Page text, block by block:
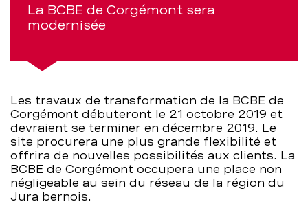
Corgémont
sera
modernisée
–
BCBE
service
La BCBE de Corgémont sera
modernisée
Les travaux de transformation de la BCBE de
Corgémont débuteront le 21 octobre 2019 et
devraient se terminer en décembre 2019. Le
site procurera une plus grande flexibilité et
offrira de nouvelles possibilités aux clients. La
BCBE de Corgémont occupera une place non
négligeable au sein du réseau de la région du
Jura bernois.